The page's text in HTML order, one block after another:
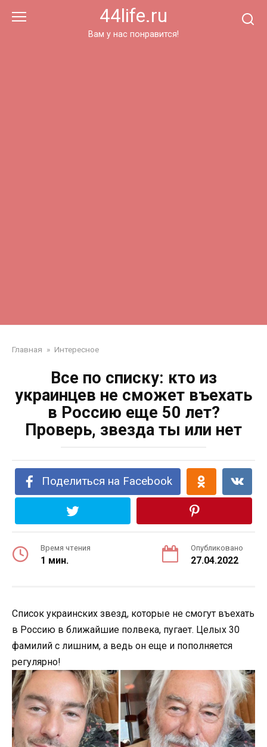
44life.ru
Вам у нас понравится!
Главная » Интересное
Все по списку: кто из
украинцев не сможет въехать
в Россию еще 50 лет?
Проверь, звезда ты или нет
Поделиться на Facebook
Время чтения
1 мин.
Опубликовано
27.04.2022
Список украинских звезд, которые не смогут въехать
в Россию в ближайшие полвека, пугает. Целых 30
фамилий с лишним, а ведь он еще и пополняется
регулярно!